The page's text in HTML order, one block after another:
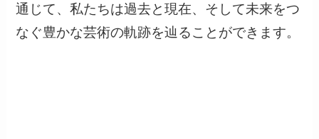
通じて、私たちは過去と現在、そして未来をつ
なぐ豊かな芸術の軌跡を辿ることができます。